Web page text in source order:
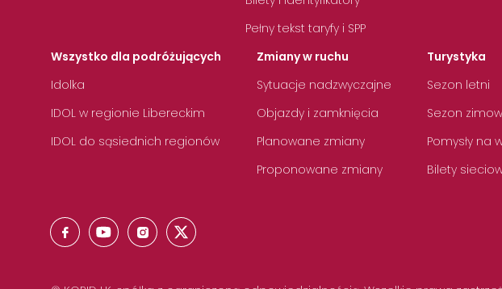
Pełny tekst taryfy i SPP
Wszystko dla podróżujących
Idolka
IDOL w regionie Libereckim
IDOL do sąsiednich regionów
Zmiany w ruchu
Sytuacje nadzwyczajne
Objazdy i zamknięcia
Planowane zmiany
Proponowane zmiany
Turystyka
Sezon letni
Sezon
Pomysły na
Bilety